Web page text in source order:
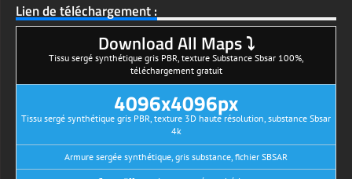
Lien de téléchargement :
Download All Maps ⤵
Tissu sergé synthétique gris PBR, texture Substance Sbsar 100%,
téléchargement gratuit
4096x4096px
Tissu sergé synthétique gris PBR, texture 3D haute résolution, substance Sbsar
4k
Armure sergée synthétique, gris substance, fichier SBSAR